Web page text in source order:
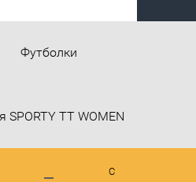
Футболки
С
TT WOMEN